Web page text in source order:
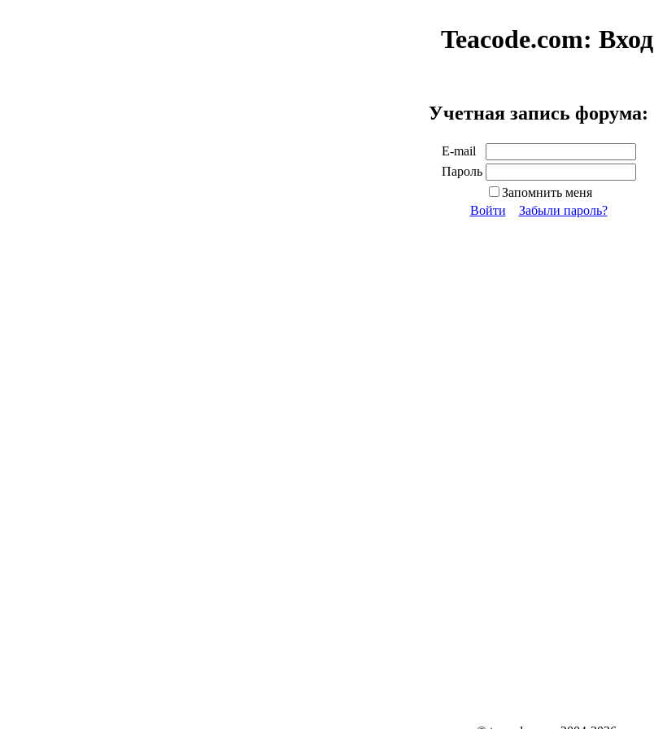
Teacode.com: Вход
Учетная запись форума:
E-mail
Пароль
Запомнить меня
Войти
Забыли пароль?